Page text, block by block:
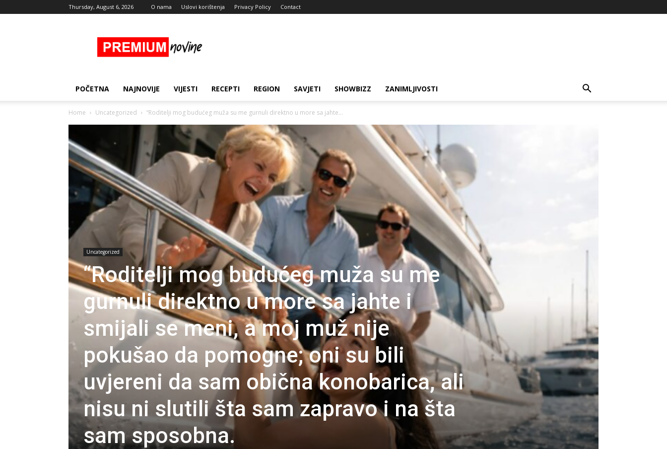
Thursday, August 6, 2026 O nama Uslovi korištenja Privacy Policy Contact
Novine
POČETNA NAJNOVIJE VIJESTI RECEPTI REGION SAVJETI SHOWBIZZ ZANIMLJIVOSTI
Home Uncategorized “Roditelji mog budućeg muža su me gurnuli direktno u more sa jahte...
Uncategorized
“Roditelji mog budućeg muža su me
gurnuli direktno u more sa jahte i
smijali se meni, a moj muž nije
pokušao da pomogne; oni su bili
uvjereni da sam obična konobarica, ali
nisu ni slutili šta sam zapravo i na šta
sam sposobna.